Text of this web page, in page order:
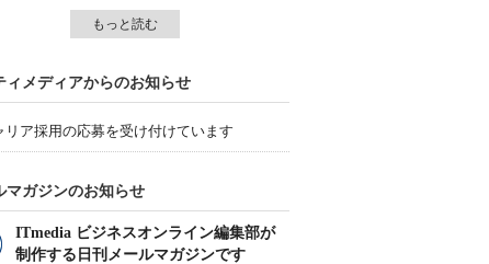
もっと読む
ィメディアからのお知らせ
リア採用の応募を受け付けています
マガジンのお知らせ
ITmedia ビジネスオンライン編集部が
制作する日刊メールマガジンです